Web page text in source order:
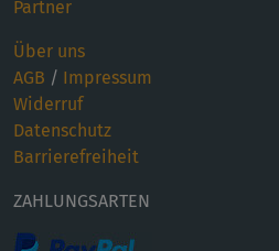
Partner
Über uns
AGB / Impressum
Widerruf
Datenschutz
Barrierefreiheit
ZAHLUNGSARTEN